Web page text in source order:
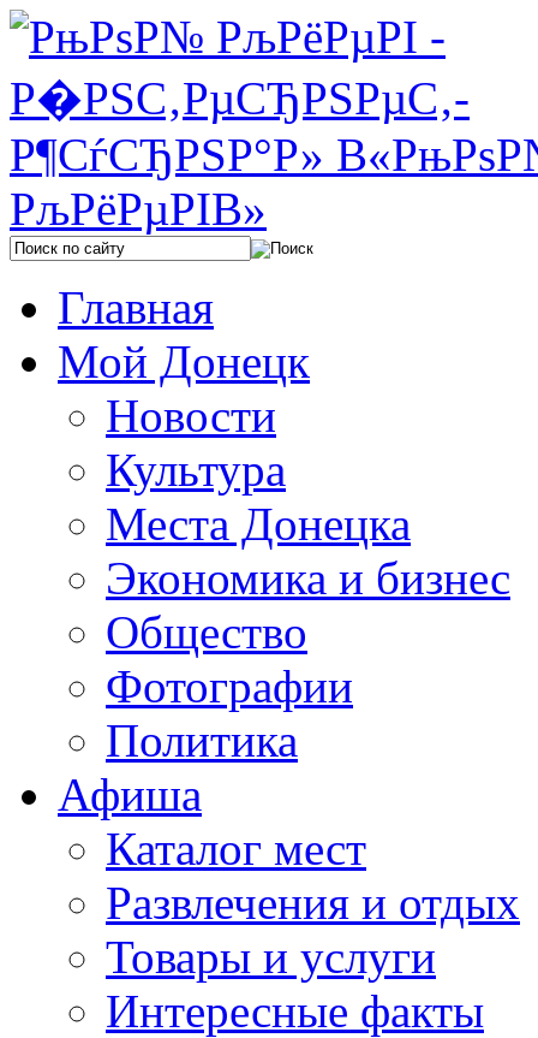
Главная
Мой Донецк
Новости
Культура
Места Донецка
Экономика и бизнес
Общество
Фотографии
Политика
Афиша
Каталог мест
Развлечения и отдых
Товары и услуги
Интересные факты